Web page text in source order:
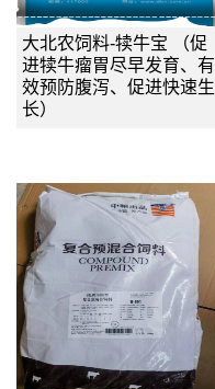
大北农饲料-犊牛宝 （促
进犊牛瘤胃尽早发育、有
效预防腹泻、促进快速生
长）